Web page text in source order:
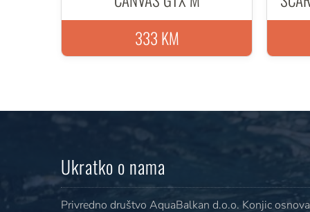
333 KM
Ukratko o nama
Privredno društvo AquaBalkan d.o.o. Konjic